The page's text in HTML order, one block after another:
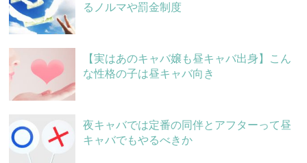
るノルマや罰金制度
【実はあのキャバ嬢も昼キャバ出身】こん
な性格の子は昼キャバ向き
夜キャバでは定番の同伴とアフターって昼
キャバでもやるべきか